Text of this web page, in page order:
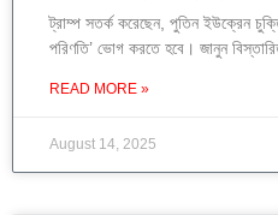
ট্রাম্প সতর্ক করেছেন, পুতিন ইউক্রেন
পরিণতি’ ভোগ করতে হবে। জানুন
READ MORE »
August 14, 2025